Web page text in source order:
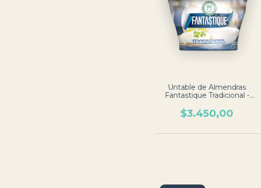
Untable de Almendras
Fantastique Tradicional -
$3.450,00